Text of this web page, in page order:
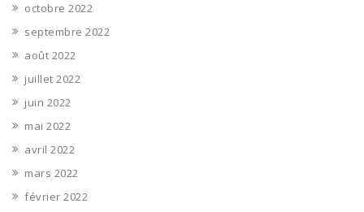
octobre 2022
septembre 2022
août 2022
juillet 2022
juin 2022
mai 2022
avril 2022
mars 2022
février 2022